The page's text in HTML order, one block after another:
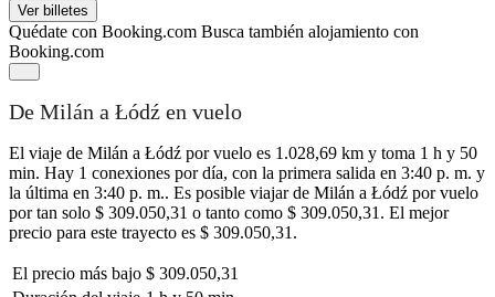
Ver billetes
Quédate con Booking.com Busca también alojamiento con
Booking.com
De Milán a Łódź en vuelo
El viaje de Milán a Łódź por vuelo es 1.028,69 km y toma 1 h y 50
min. Hay 1 conexiones por día, con la primera salida en 3:40 p. m. y
la última en 3:40 p. m.. Es posible viajar de Milán a Łódź por vuelo
por tan solo $ 309.050,31 o tanto como $ 309.050,31. El mejor
precio para este trayecto es $ 309.050,31.
El precio más bajo $ 309.050,31